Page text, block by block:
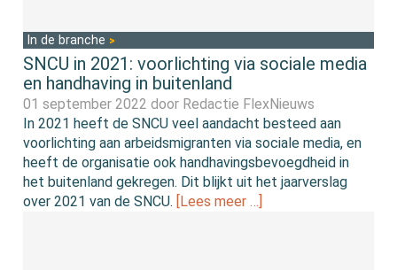
In de branche
SNCU in 2021: voorlichting via sociale media
en handhaving in buitenland
01 september 2022 door Redactie FlexNieuws
In 2021 heeft de SNCU veel aandacht besteed aan
voorlichting aan arbeidsmigranten via sociale media, en
heeft de organisatie ook handhavingsbevoegdheid in
het buitenland gekregen. Dit blijkt uit het jaarverslag
over 2021 van de SNCU.
[Lees meer …]